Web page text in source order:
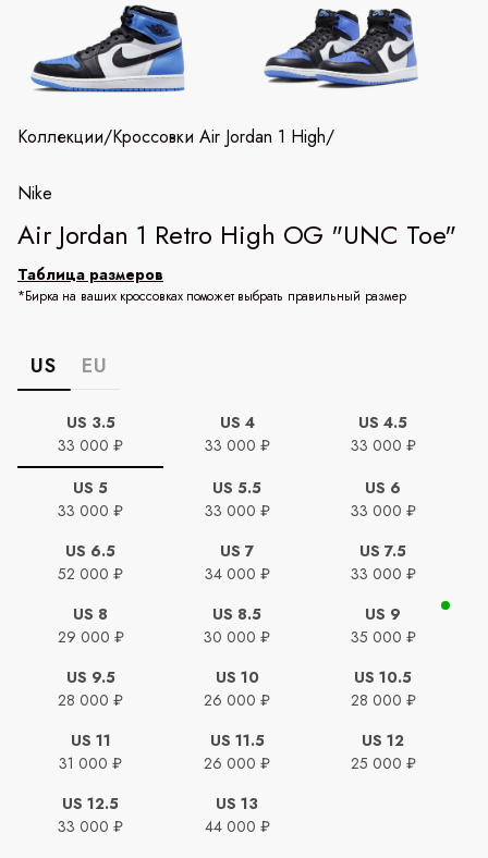
Коллекции/Кроссовки Air Jordan 1 High/
Nike
Air Jordan 1 Retro High OG "UNC Toe"
Таблица размеров
*Бирка на ваших кроссовках поможет выбрать правильный размер
US EU
US 3.5
33 000 ₽
US 4
33 000 ₽
US 4.5
33 000 ₽
US 5
33 000 ₽
US 5.5
33 000 ₽
US 6
33 000 ₽
US 6.5
52 000 ₽
US 7
34 000 ₽
US 7.5
33 000 ₽
US 8
29 000 ₽
US 8.5
30 000 ₽
US 9
35 000 ₽
US 9.5
28 000 ₽
US 10
26 000 ₽
US 10.5
28 000 ₽
US 11
31 000 ₽
US 11.5
26 000 ₽
US 12
25 000 ₽
US 12.5
33 000 ₽
US 13
44 000 ₽